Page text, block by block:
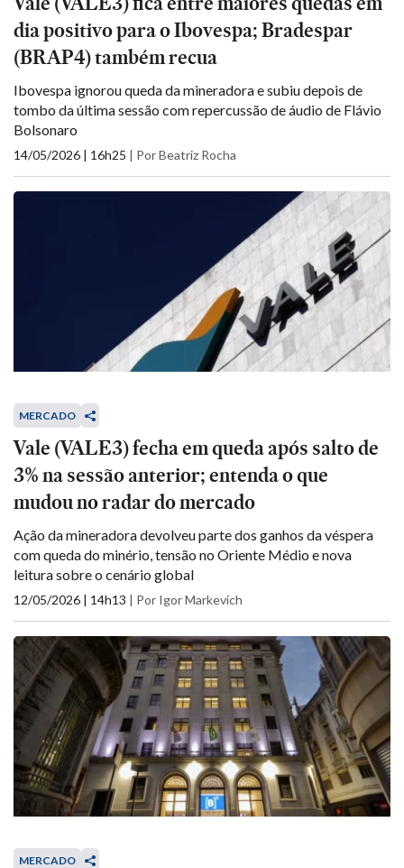
dia positivo para o Ibovespa; Bradespar
(BRAP4) também recua
Ibovespa ignorou queda da mineradora e subiu depois de
tombo da última sessão com repercussão de áudio de Flávio
Bolsonaro
14/05/2026 | 16h25 | Por Beatriz Rocha
MERCADO
Vale (VALE3) fecha em queda após salto de
3% na sessão anterior; entenda o que
mudou no radar do mercado
Ação da mineradora devolveu parte dos ganhos da véspera
com queda do minério, tensão no Oriente Médio e nova
leitura sobre o cenário global
12/05/2026 | 14h13 | Por Igor Markevich
MERCADO